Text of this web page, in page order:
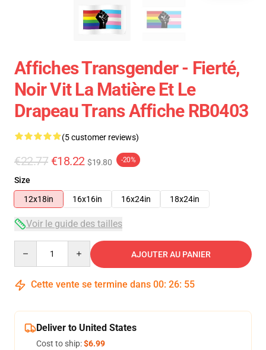
Affiches Transgender - Fierté,
Noir Vit La Matière Et Le
Drapeau Trans Affiche RB0403
(5 customer reviews)
€22.77 €18.22 $19.80 -20%
Size
12x18in
16x16in 16x24in 18x24in
Voir le guide des tailles
AJOUTER AU PANIER
Cette vente se termine dans 00: 26: 54
Deliver to United States
Cost to ship:$6.99